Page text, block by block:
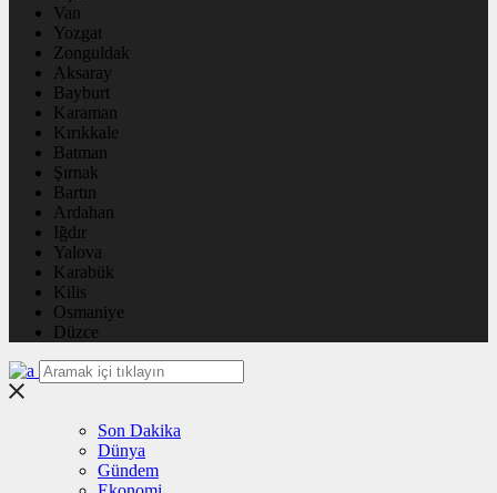
Van
Yozgat
Zonguldak
Aksaray
Bayburt
Karaman
Kırıkkale
Batman
Şırnak
Bartın
Ardahan
Iğdır
Yalova
Karabük
Kilis
Osmaniye
Düzce
Son Dakika
Dünya
Gündem